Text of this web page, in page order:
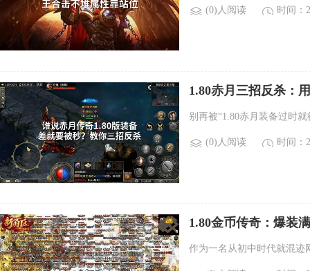
(0)人阅读 时间：
1.80赤月三招反杀：
别再被“1.80赤月装备过时
(0)人阅读 时间：
1.80金币传奇：爆装
作为一名从初中时代就混迹